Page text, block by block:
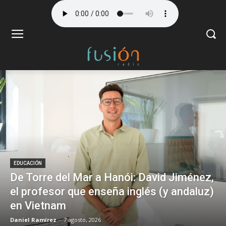
EDUCACIÓN
De Torre del Mar a Hanói: David Jiménez,
el profesor que enseña inglés (y andaluz)
en Vietnam
Daniel Ramírez - 7 agosto, 2026